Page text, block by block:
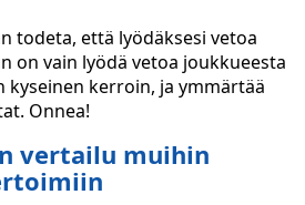
todeta, että lyödäksesi vetoa
on vain lyödä vetoa joukkueesta
kyseinen kerroin, ja ymmärtää
Onnea!
vertailu muihin